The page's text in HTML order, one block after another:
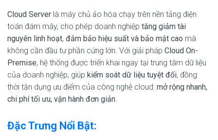
Cloud Server là máy chủ ảo hóa chạy trên nền tảng điện
toán đám mây, cho phép doanh nghiệp tăng giảm tài
nguyên linh hoạt, đảm bảo hiệu suất và bảo mật cao mà
không cần đầu tư phần cứng lớn. Với giải pháp Cloud On-
Premise, hệ thống được triển khai ngay tại trung tâm dữ liệu
của doanh nghiệp, giúp kiểm soát dữ liệu tuyệt đối, đồng
thời tận dụng ưu điểm của công nghệ cloud: mở rộng nhanh,
chi phí tối ưu, vận hành đơn giản.
Đặc Trưng Nổi Bật: